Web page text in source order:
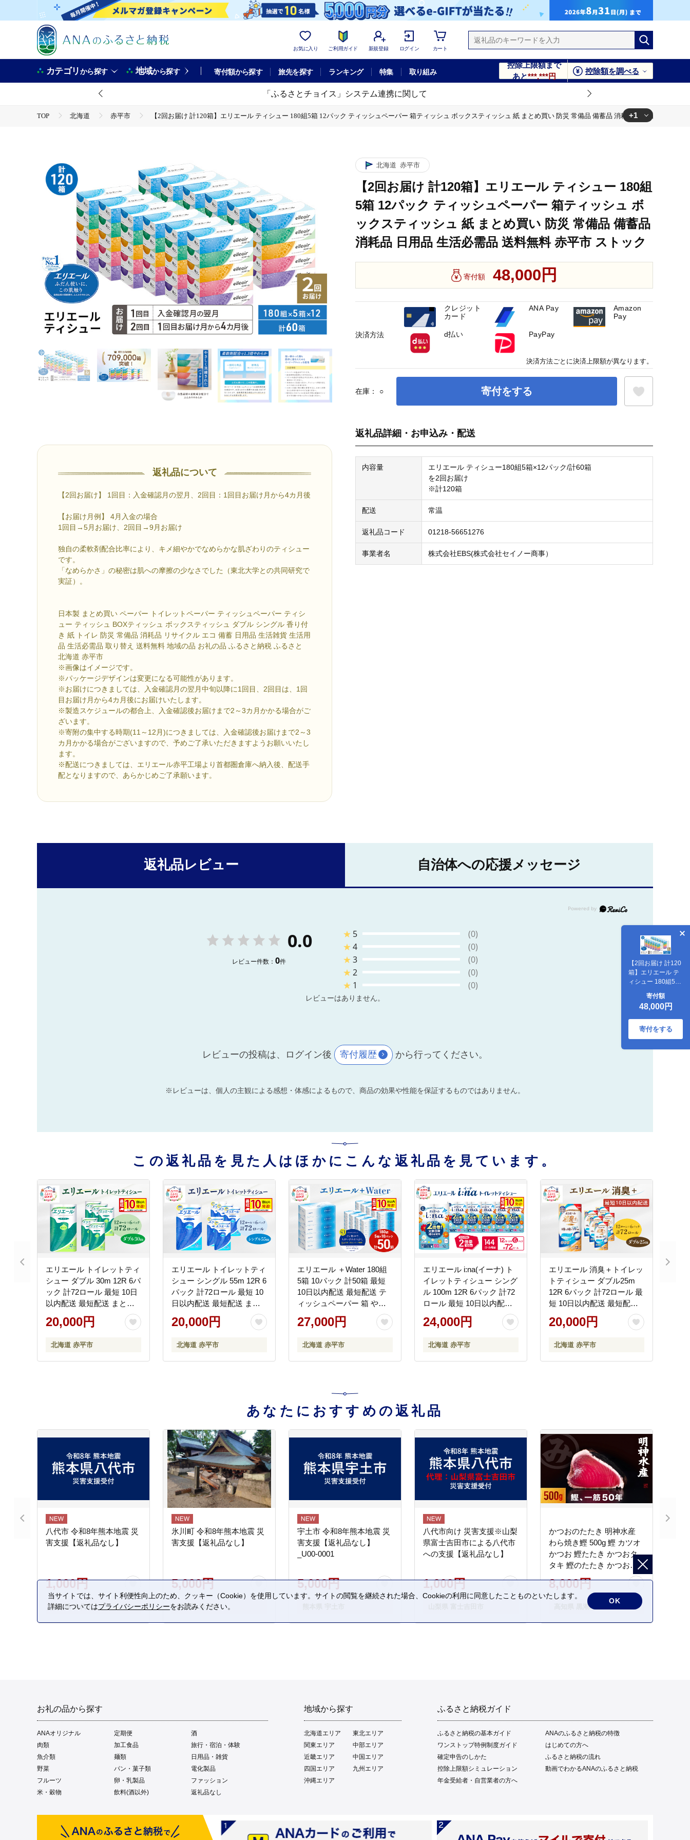
お気に入り ご利用ガイド 新規登録 ログイン カート
カテゴリから探す 地域から探す 寄付額から探す 旅先を探す ランキング 特集 取り組み
控除上限額まで
あと***,***円
控除額を調べる
「ふるさとチョイス」システム連携に関して
TOP 北海道 赤平市
【2回お届け 計120箱】エリエール ティシュー 180組5箱 12パック ティッシュペーパー 箱ティッシュ ボックスティッシュ 紙 まとめ買い 防災 常備品 備蓄品 消耗品 日用品 生活必需
+1
返礼品について
【2回お届け】 1回目：入金確認月の翌月、2回目：1回目お届け月から4カ月後
【お届け月例】 4月入金の場合
1回目→5月お届け、2回目→9月お届け
独自の柔軟剤配合比率により、キメ細やかでなめらかな肌ざわりのティシュー
です。
「なめらかさ」の秘密は肌への摩擦の少なさでした（東北大学との共同研究で
実証）。
日本製 まとめ買い ペーパー トイレットペーパー ティッシュペーパー ティシ
ュー ティッシュ BOXティッシュ ボックスティッシュ ダブル シングル 香り付
き 紙 トイレ 防災 常備品 消耗品 リサイクル エコ 備蓄 日用品 生活雑貨 生活用
品 生活必需品 取り替え 送料無料 地域の品 お礼の品 ふるさと納税 ふるさと
北海道 赤平市
※画像はイメージです。
※パッケージデザインは変更になる可能性があります。
※お届けにつきましては、入金確認月の翌月中旬以降に1回目、2回目は、1回
目お届け月から4カ月後にお届けいたします。
※製造スケジュールの都合上、入金確認後お届けまで2～3カ月かかる場合がご
ざいます。
※寄附の集中する時期(11～12月)につきましては、入金確認後お届けまで2～3
カ月かかる場合がございますので、予めご了承いただきますようお願いいたし
ます。
※配送につきましては、エリエール赤平工場より首都圏倉庫へ納入後、配送手
配となりますので、あらかじめご了承願います。
北海道 赤平市
【2回お届け 計120箱】エリエール ティシュー 180組
5箱 12パック ティッシュペーパー 箱ティッシュ ボ
ックスティッシュ 紙 まとめ買い 防災 常備品 備蓄品
消耗品 日用品 生活必需品 送料無料 赤平市 ストック
寄付額 48,000円
在庫： ○ 寄付をする
【2回お届け 計120
箱】エリエール テ
ィシュー 180組5箱
12パック ティッシ
ュペーパー 箱ティ
ッシュ ボックステ
ィッシュ 紙 まとめ
買い 防災 常備品 備
蓄品 消耗品 日用品
寄付額
48,000円
寄付をする
返礼品詳細・お申込み・配送
内容量
エリエール ティシュー180組5箱×12パック/計60箱
を2回お届け
※計120箱
配送 常温
返礼品コード 01218-56651276
事業者名 株式会社EBS(株式会社セイノー商事）
決済方法
クレジット
カード
ANA Pay
Amazon
Pay
d払い PayPay
決済方法ごとに決済上限額が異なります。
返礼品レビュー 自治体への応援メッセージ
0.0
レビュー件数： 0件
★ 5
(0)
★4
(0)
★3
(0)
★2
(0)
★ 1 (0)
レビューはありません。
レビューの投稿は、ログイン後 寄付履歴 から行ってください。
※レビューは、個人の主観による感想・体感によるもので、商品の効果や性能を保証するものではありません。
この返礼品を見た人はほかにこんな返礼品を見ています。
エリエール トイレットティ
シュー ダブル 30m 12R 6パ
ック 計72ロール 最短 10日
以内配送 最短配送 まとめ
買い トイレットペーパー
紙 防災 常備品 備蓄品 消耗
送料無料 北海道 赤平市
20,000円
北海道 赤平市
エリエール トイレットティ
シュー シングル 55m 12R 6
パック 計72ロール 最短 10
日以内配送 最短配送 まと
め買い トイレットペーパー
紙 防災 常備品 備蓄品 消耗
送料無料 北海道 赤平市
20,000円
北海道 赤平市
エリエール ＋Water 180組
5箱 10パック 計50箱 最短
10日以内配送 最短配送 テ
ィッシュペーパー 箱 やわ
らか 保湿成分配合 まとめ
買い 紙 防災 常備品 備蓄品
需品 北海道 赤平市
27,000円
北海道 赤平市
エリエール i:na(イーナ) ト
イレットティシュー シング
ル 100m 12R 6パック 計72
ロール 最短 10日以内配送
最短配送 2倍巻 長持ち まと
め買い 防災 常備品 備蓄品
北海道 赤平市
24,000円
北海道 赤平市
エリエール 消臭＋トイレッ
トティシュー ダブル25m
12R 6パック 計72ロール 最
短 10日以内配送 最短配送
トイレットペーパー 香りつ
き まとめ買い ペーパー 紙
備蓄 日用品 北海道 赤平市
20,000円
北海道 赤平市
あなたにおすすめの返礼品
八代市 令和8年熊本地震 災
害支援【返礼品なし】
1,000円
熊本県 八代市
氷川町 令和8年熊本地震 災
害支援【返礼品なし】
5,000円
熊本県 氷川町
宇土市 令和8年熊本地震 災
害支援【返礼品なし】
_U00-0001
5,000円
八代市向け 災害支援※山梨
県富士吉田市による八代市
への支援【返礼品なし】
1,000円
かつおのたたき 明神水産
わら焼き鰹 500g 鰹 カツオ
かつお 鰹たたき かつおタ
タキ 鰹のたたき かつおの
タタキ 藁焼き わら焼き 魚
さかな 海鮮 刺身 お刺身 冷
凍 ご家庭用 グルメ 特産品
ご当地 本場 高知 黒潮町 ギ
フト 贈答品 人気 返礼品 ふ
8,000円
高知県 黒潮町
お礼の品から探す
ANAオリジナル 定期便
酒
肉類
加工食品
旅行・宿泊・体験
魚介類
麺類
日用品・雑貨
野菜
パン・菓子類
電化製品
フルーツ
卵・乳製品
ファッション
米・穀物
飲料(酒以外) 返礼品なし
地域から探す
北海道エリア
東北エリア
関東エリア
中部エリア
近畿エリア
中国エリア
四国エリア
九州エリア
沖縄エリア
ふるさと納税ガイド
ふるさと納税の基本ガイド
ANAのふるさと納税の特徴
ワンストップ特例制度ガイド
はじめての方へ
確定申告のしかた
ふるさと納税の流れ
控除上限額シミュレーション
動画でわかるANAのふるさと納税
年金受給者・自営業者の方へ
当サイトでは、サイト利便性向上のため、クッキー（Cookie）を使用しています。サイトの閲覧を継続された場合、Cookieの利用に同意したことものといたします。
詳細についてはプライバシーポリシーをお読みください。
OK